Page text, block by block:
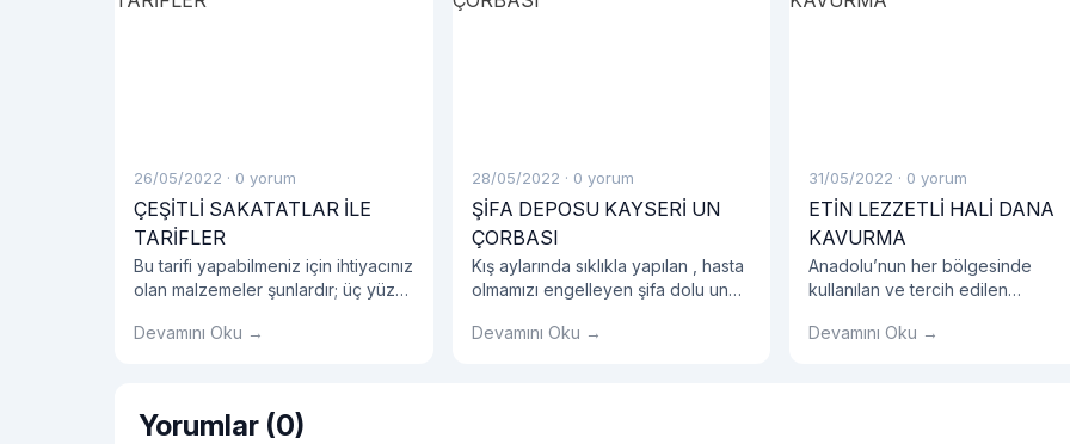
26/05/2022 · 0 yorum
ÇEŞİTLİ SAKATATLAR İLE
TARİFLER
Bu tarifi yapabilmeniz için ihtiyacınız
olan malzemeler şunlardır; üç yüz
çorba kaşığı tereyağı, birer çay
tarifimize ciğerleri küp küp
doğrayarak başlıyoruz.
Devamını Oku →
28/05/2022 · 0 yorum
ŞİFA DEPOSU KAYSERİ UN
ÇORBASI
Kış aylarında sıklıkla yapılan , hasta
olmamızı engelleyen şifa dolu un
çorbası bebekler için oldukça
Devamını Oku →
31/05/2022 · 0 yorum
ETİN LEZZETLİ HALİ DANA
KAVURMA
Anadolu’nun her bölgesinde
kullanılan ve tercih edilen
kavurma desek yeridir.
Devamını Oku →
Yorumlar (0)